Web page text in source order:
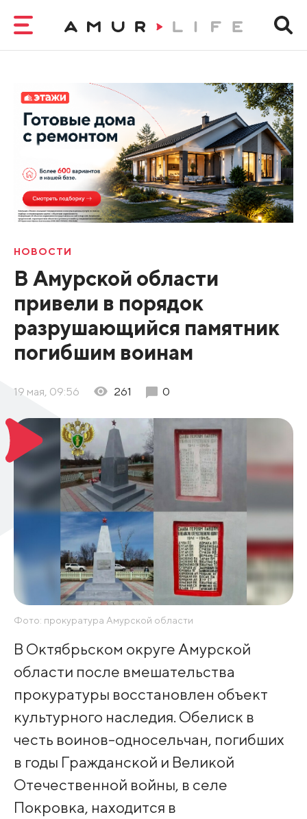
НОВОСТИ
В Амурской области
привели в порядок
разрушающийся памятник
погибшим воинам
19 мая, 09:56 261 0
Фото: прокуратура Амурской области
В Октябрьском округе Амурской
области после вмешательства
прокуратуры восстановлен объект
культурного наследия. Обелиск в
честь воинов-односельчан, погибших
в годы Гражданской и Великой
Отечественной войны, в селе
Покровка, находится в